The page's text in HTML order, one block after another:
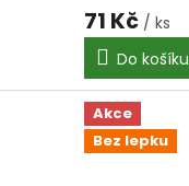
71 Kč / ks
Do košíku
Akce
Bez lepku